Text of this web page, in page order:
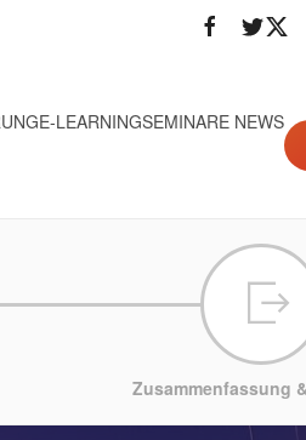
E-LEARNINGSEMINARE NEWS
Zusammenfassung